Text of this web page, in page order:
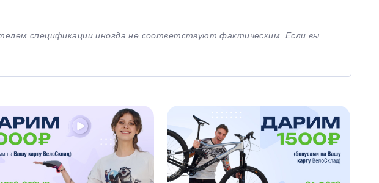
спецификации иногда не соответствуют фактическим. Если вы